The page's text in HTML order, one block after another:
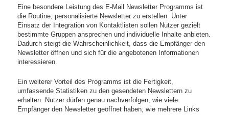
Eine besondere Leistung des E-Mail Newsletter Programms ist
die Routine, personalisierte Newsletter zu erstellen. Unter
Einsatz der Integration von Kontaktlisten sollen Nutzer gezielt
bestimmte Gruppen ansprechen und individuelle Inhalte anbieten.
Dadurch steigt die Wahrscheinlichkeit, dass die Empfänger den
Newsletter öffnen und sich für die angebotenen Informationen
interessieren.
Ein weiterer Vorteil des Programms ist die Fertigkeit,
umfassende Statistiken zu den gesendeten Newslettern zu
erhalten. Nutzer dürfen genau nachverfolgen, wie viele
Empfänger den Newsletter geöffnet haben, wie mehrere Links